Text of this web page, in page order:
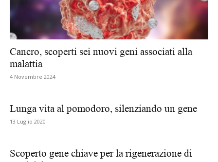
Cancro, scoperti sei nuovi geni associati alla
malattia
4 Novembre 2024
Lunga vita al pomodoro, silenziando un gene
13 Luglio 2020
Scoperto gene chiave per la rigenerazione di